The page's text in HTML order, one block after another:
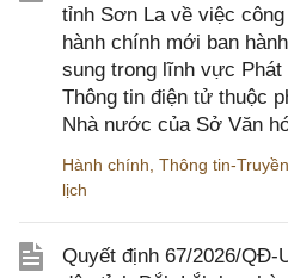
tỉnh Sơn La về việc
hành chính mới ban
sung trong lĩnh vực
Thông tin điện tử thuộc
Nhà nước của Sở Văn
Hành chính Thông tin-
lịch
Quyết định 67/2026/QĐ-